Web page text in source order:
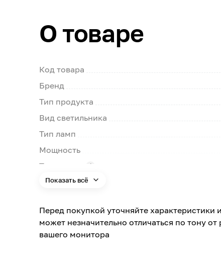
О товаре
Код товара
Бренд
Тип продукта
Вид светильника
Тип ламп
Мощность
Тип цоколя
Цветовая температура
Степень защиты по ГОСТ 14254
Показать всё
Перед покупкой уточняйте
может незначительно отличаться по тону
вашего монитора